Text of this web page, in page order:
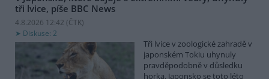
tři lvice, píše BBC News
4.8.2026 12:42 (ČTK)
Diskuse: 2
Tři lvice v zoologické zahradě v
japonském Tokiu uhynuly
pravděpodobně v důsledku
horka. Japonsko se toto léto